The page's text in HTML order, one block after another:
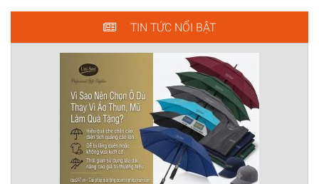
TIN TỨC NỔI BẬT